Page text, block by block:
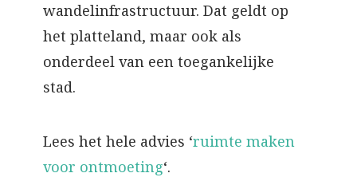
wandelinfrastructuur. Dat geldt op
het platteland, maar ook als
onderdeel van een toegankelijke
stad.
Lees het hele advies ‘ruimte maken
voor ontmoeting‘.